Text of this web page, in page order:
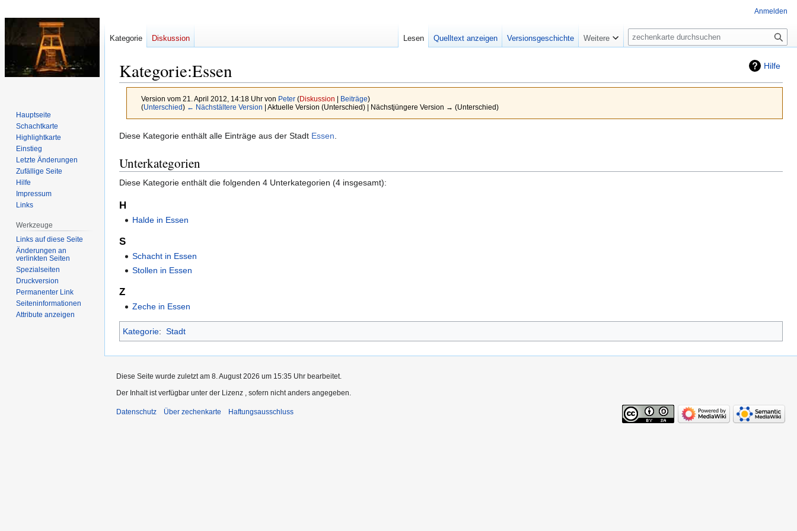
Hilfe
Kategorie:Essen
Version vom 21. April 2012, 14:18 Uhr von Peter (Diskussion Beiträge)
(Unterschied) ← Nächstältere Version | Aktuelle Version (Unterschied) | Nächstjüngere Version → (Unterschied)
Zur
springen
Zur
springen
Diese Kategorie enthält alle Einträge aus der Stadt Essen
Unterkategorien
Diese Kategorie enthält die folgenden 4 Unterkategorien (4 insgesamt):
H
Halde in Essen
S
Schacht in Essen
Stollen in Essen
Z
Zeche in Essen
Kategorie: Stadt
Anmelden
Kategorie Diskussion Lesen Quelltext anzeigen Versionsgeschichte Weitere
Suche
Hauptseite
Schachtkarte
Highlightkarte
Einstieg
Letzte Änderungen
Zufällige Seite
Hilfe
Impressum
Links
Werkzeuge
Links auf diese Seite
Änderungen an
verlinkten Seiten
Spezialseiten
Druckversion
Permanenter Link
Seiten­­informationen
Attribute anzeigen
Diese Seite wurde zuletzt am 8. August 2026 um 15:35 Uhr bearbeitet.
Der Inhalt ist verfügbar unter der Lizenz , sofern nicht anders angegeben.
Datenschutz Über zechenkarte Haftungsausschluss